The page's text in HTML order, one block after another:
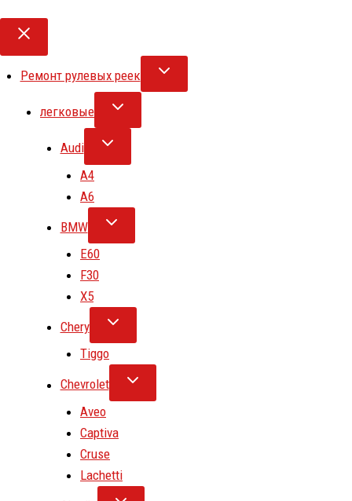
Ремонт рулевых реек
легковые
Audi
A4
A6
BMW
E60
F30
X5
Chery
Tiggo
Chevrolet
Aveo
Captiva
Cruse
Lachetti